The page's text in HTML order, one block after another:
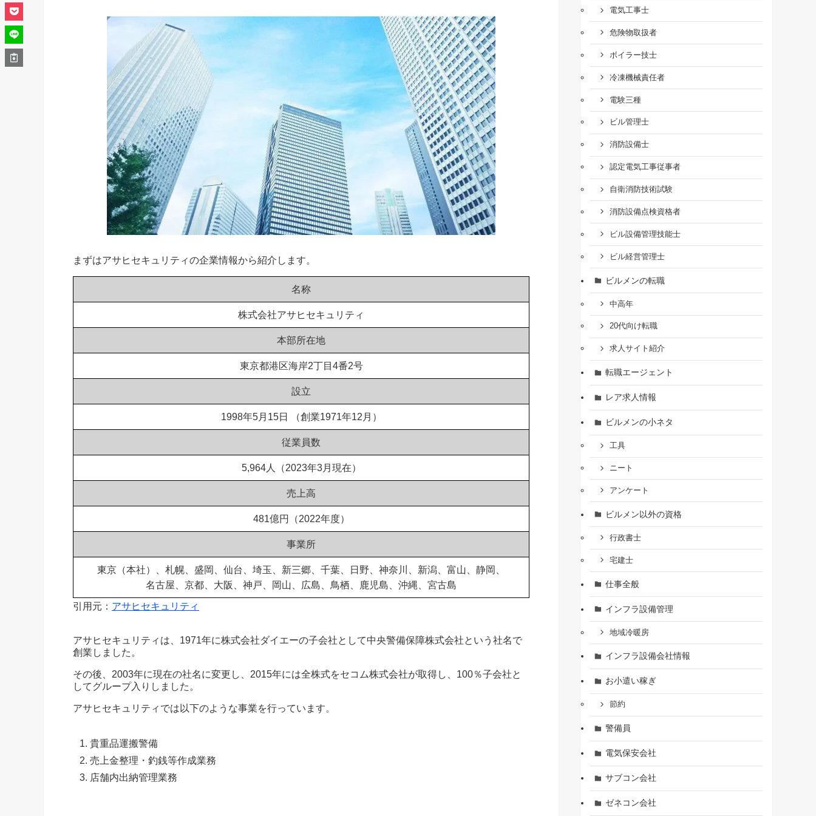
まずはアサヒセキュリティの企業情報から紹介します。
名称
株式会社アサヒセキュリティ
本部所在地
東京都港区海岸2丁目4番2号
設立
1998年5月15日 （創業1971年12月）
従業員数
5,964人（2023年3月現在）
売上高
481億円（2022年度）
事業所
東京（本社）、札幌、盛岡、仙台、埼玉、新三郷、千葉、日野、神奈川、新潟、富山、静岡、
名古屋、京都、大阪、神戸、岡山、広島、鳥栖、鹿児島、沖縄、宮古島
引用元： アサヒセキュリティ
アサヒセキュリティは、1971年に株式会社ダイエーの子会社として中央警備保障株式会社という社名で
創業しました。
その後、2003年に現在の社名に変更し、2015年には全株式をセコム株式会社が取得し、100％子会社と
してグループ入りしました。
アサヒセキュリティでは以下のような事業を行っています。
貴重品運搬警備
売上金整理・釣銭等作成業務
店舗内出納管理業務
電気工事士
危険物取扱者
ボイラー技士
冷凍機械責任者
電験三種
ビル管理士
消防設備士
認定電気工事従事者
自衛消防技術試験
消防設備点検資格者
ビル設備管理技能士
ビル経営管理士
ビルメンの転職
中高年
20代向け転職
求人サイト紹介
転職エージェント
レア求人情報
ビルメンの小ネタ
工具
ニート
アンケート
ビルメン以外の資格
行政書士
宅建士
仕事全般
インフラ設備管理
地域冷暖房
インフラ設備会社情報
お小遣い稼ぎ
節約
警備員
電気保安会社
サブコン会社
ゼネコン会社